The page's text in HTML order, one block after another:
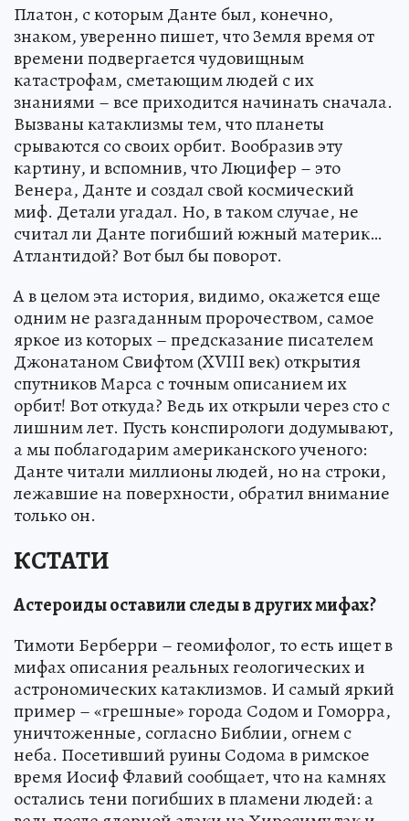
Платон, с которым Данте был, конечно,
знаком, уверенно пишет, что Земля время от
времени подвергается чудовищным
катастрофам, сметающим людей с их
знаниями – все приходится начинать сначала.
Вызваны катаклизмы тем, что планеты
срываются со своих орбит. Вообразив эту
картину, и вспомнив, что Люцифер – это
Венера, Данте и создал свой космический
миф. Детали угадал. Но, в таком случае, не
считал ли Данте погибший южный материк…
Атлантидой? Вот был бы поворот.
А в целом эта история, видимо, окажется еще
одним не разгаданным пророчеством, самое
яркое из которых – предсказание писателем
Джонатаном Свифтом (XVIII век) открытия
спутников Марса с точным описанием их
орбит! Вот откуда? Ведь их открыли через сто с
лишним лет. Пусть конспирологи додумывают,
а мы поблагодарим американского ученого:
Данте читали миллионы людей, но на строки,
лежавшие на поверхности, обратил внимание
только он.
КСТАТИ
Астероиды оставили следы в других мифах?
Тимоти Берберри – геомифолог, то есть ищет в
мифах описания реальных геологических и
астрономических катаклизмов. И самый яркий
пример – «грешные» города Содом и Гоморра,
уничтоженные, согласно Библии, огнем с
неба. Посетивший руины Содома в римское
время Иосиф Флавий сообщает, что на камнях
остались тени погибших в пламени людей: а